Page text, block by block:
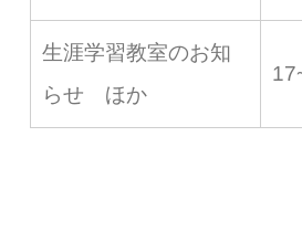
生涯学習教室のお知
らせ ほか